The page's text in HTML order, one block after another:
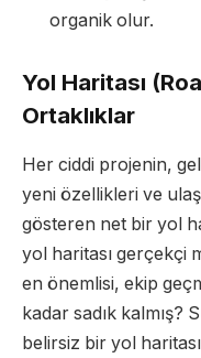
organik olur.
Yol Haritası
Ortaklıklar
Her ciddi projenin,
yeni özellikleri ve
gösteren net bir yol
yol haritası gerçekçi
en önemlisi, ekip
kadar sadık kalmış?
belirsiz bir yol